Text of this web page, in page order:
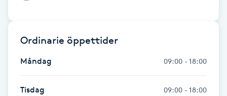
Fransförlängning Megavolym
Fransförlängning Volym
Fransk manikyr
Ordinarie öppettider
Måndag 09:00 - 18:00
Tisdag 09:00 - 18:00